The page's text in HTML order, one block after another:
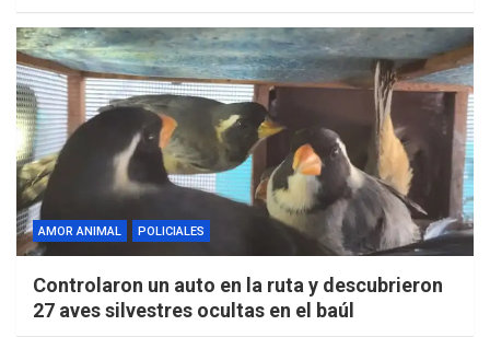
AMOR ANIMAL POLICIALES
Controlaron un auto en la ruta y descubrieron
27 aves silvestres ocultas en el baúl